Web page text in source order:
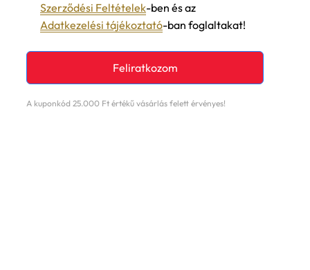
Szerződési Feltételek-ben és az
Adatkezelési tájékoztató-ban foglaltakat!
Feliratkozom
A kuponkód 25.000 Ft értékű vásárlás felett érvényes!